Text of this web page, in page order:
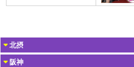
北摂
阪神